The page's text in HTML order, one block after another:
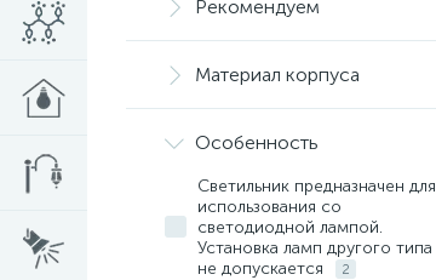
Рекомендуем
Материал корпуса
Особенность
Светильник предназначен для
использования со
светодиодной лампой.
Установка ламп другого типа
не допускается
2